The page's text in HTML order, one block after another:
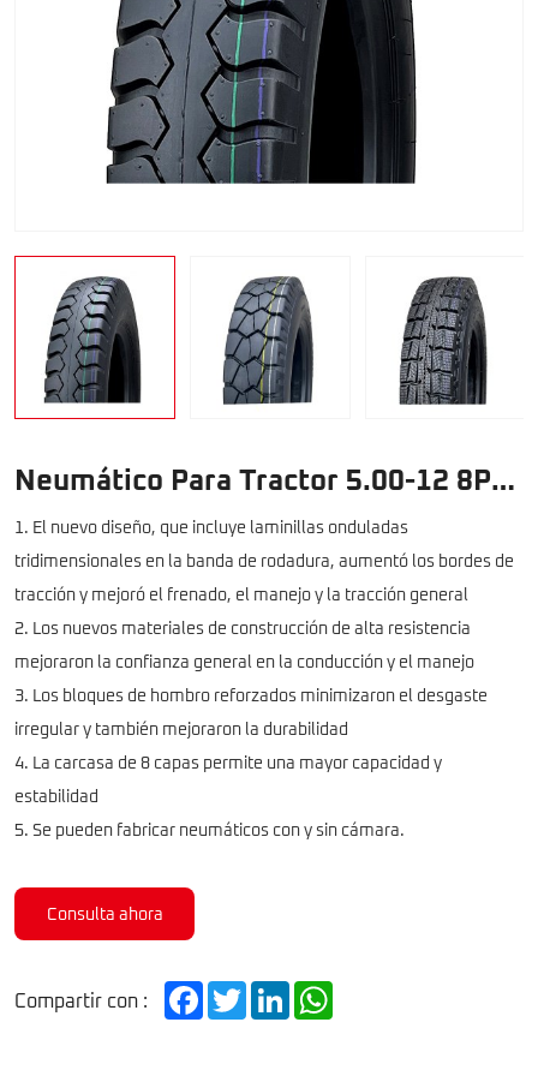
Neumático Para Tractor 5.00-12 8PR
TT/TL
1. El nuevo diseño, que incluye laminillas onduladas
tridimensionales en la banda de rodadura, aumentó los bordes de
tracción y mejoró el frenado, el manejo y la tracción general
2. Los nuevos materiales de construcción de alta resistencia
mejoraron la confianza general en la conducción y el manejo
3. Los bloques de hombro reforzados minimizaron el desgaste
irregular y también mejoraron la durabilidad
4. La carcasa de 8 capas permite una mayor capacidad y
estabilidad
5. Se pueden fabricar neumáticos con y sin cámara.
Consulta ahora
Compartir con : FacebookTwitterLinkedIn